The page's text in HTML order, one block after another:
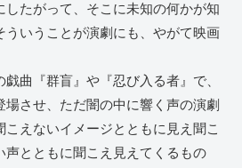
たがって、そこに未知の何かが知
ういうことが演劇にも、やがて映画
曲『群盲』や『忍び入る者』で、
場させ、ただ闇の中に響く声の演劇
こえないイメージとともに見え聞こ
声とともに聞こえ見えてくるもの